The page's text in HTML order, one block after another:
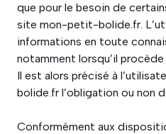
que pour le besoin de
site mon-petit-bolide.fr.
informations en toute
notamment lorsqu’il
Il est alors précisé à
bolide.fr l’obligation ou non
Conformément aux